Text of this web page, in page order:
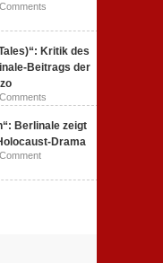
Kritik des
Beitrags der
Berlinale zeigt
Drama